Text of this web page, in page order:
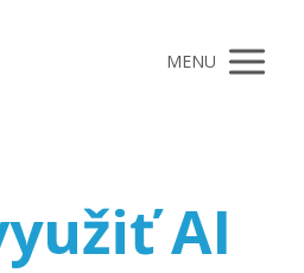
MENU
AI